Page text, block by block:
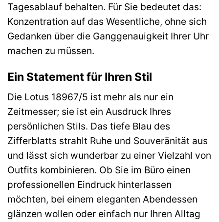
Tagesablauf behalten. Für Sie bedeutet das:
Konzentration auf das Wesentliche, ohne sich
Gedanken über die Ganggenauigkeit Ihrer Uhr
machen zu müssen.
Ein Statement für Ihren Stil
Die Lotus 18967/5 ist mehr als nur ein
Zeitmesser; sie ist ein Ausdruck Ihres
persönlichen Stils. Das tiefe Blau des
Zifferblatts strahlt Ruhe und Souveränität aus
und lässt sich wunderbar zu einer Vielzahl von
Outfits kombinieren. Ob Sie im Büro einen
professionellen Eindruck hinterlassen
möchten, bei einem eleganten Abendessen
glänzen wollen oder einfach nur Ihren Alltag